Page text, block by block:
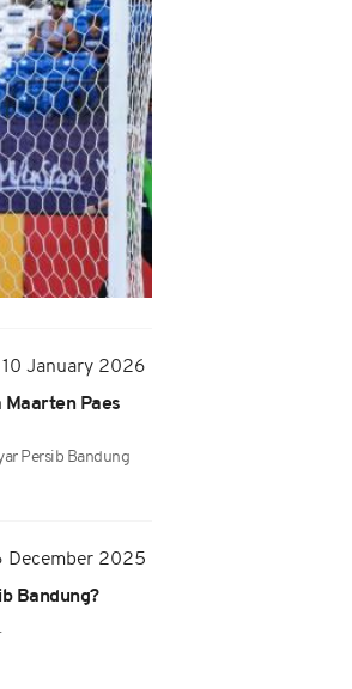
10 January 2026
Maarten Paes
Persib Bandung
December 2025
Bandung?